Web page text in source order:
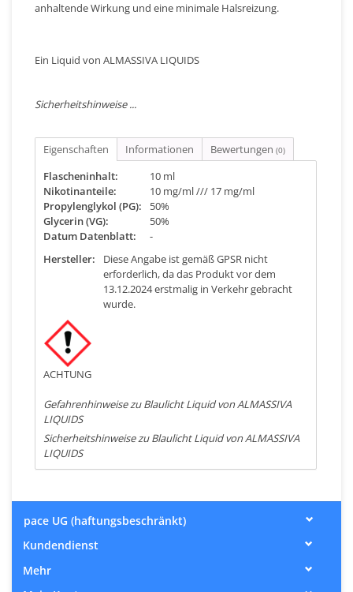
anhaltende Wirkung und eine minimale Halsreizung.
Ein Liquid von ALMASSIVA LIQUIDS
Sicherheitshinweise ...
Eigenschaften Informationen Bewertungen (0)
Flascheninhalt:
10 ml
Nikotinanteile:
10 mg/ml /// 17 mg/ml
Propylenglykol (PG):
50%
Glycerin (VG):
50%
Datum Datenblatt:
-
Hersteller:
Diese Angabe ist gemäß GPSR nicht
erforderlich, da das Produkt vor dem
13.12.2024 erstmalig in Verkehr gebracht
wurde.
ACHTUNG
Gefahrenhinweise zu Blaulicht Liquid von ALMASSIVA
LIQUIDS
Sicherheitshinweise zu Blaulicht Liquid von ALMASSIVA
LIQUIDS
pace UG (haftungsbeschränkt)
Kundendienst
Mehr